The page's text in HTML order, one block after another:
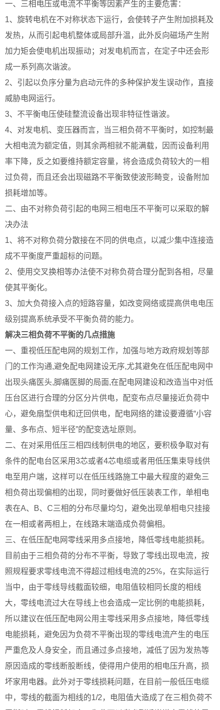
一、三相电压或电流不平衡等因素产生的主要危害：
1、旋转电机在不对称状态下运行，会使转子产生附加损耗及
发热，从而引起电机整体或局部升温，此外反向磁场产生附
加力矩会使电机出现振动；对发电机而言，在定子中还会形
成一系列高次谐波。
2、引起以负序分量为启动元件的多种保护发生误动作，直接
威胁电网运行。
3、不平衡电压使硅整流设备出现非特征性谐波。
4、对发电机、变压器而言，当三相负荷不平衡时，如控制最
大相电流为额定值，则其余两相就不能满载，因而设备利用
率下降，反之如要维持额定容量，将会造成负荷较大的一相
过负荷，而且还会出现磁路不平衡致使波形畸变，设备附加
损耗增加等。
二、由不对称负荷引起的电网三相电压不平衡可以采取的解
决办法
1、将不对称负荷分散接在不同的供电点，以减少集中连接造
成不平衡度严重超标的问题。
2、使用交叉换相等办法使不对称负荷合理分配到各相，尽量
使其平衡化。
3、加大负荷接入点的短路容量，如改变网络或提高供电电压
级别提高系统承受不平衡负荷的能力。
解决三相负荷不平衡的几点措施
一、重视低压配电网的规划工作，加强与地方政府规划等部
门的工作沟通,避免配电网建设无序,尤其避免在低压配电网中
出现头痛医头,脚痛医脚的局面,在配电网建设和改造当中对低
压台区进行合理的分区分片供电，配变布点尽量接近负荷中
心，避免扇型供电和迂回供电，配电网络的建设要遵循“小容
量、多布点、短半径”的配变选址原则。
二、在对采用低压三相四线制供电的地区，要积极争取对有
条件的配电台区采用3芯或者4芯电缆或者用低压集束导线供
电至用户端，这样可以在低压线路施工中最大程度的避免三
相负荷出现偏相的出现，同时要做好低压装表工作，单相电
表在A、B、C三相的分布尽量均匀，避免出现单相电只挂接
在一相或者两相上，在线路末端造成负荷偏相。
三、在低压配电网零线采用多点接地，降低零线电能损耗。
目前由于三相负荷的分布不平衡，导致了零线出现电流，按
照规程要求零线电流不得超过相线电流的25%，在实际运行
当中，由于零线导线截面较细，电阻值较相同长度的相线
大，零线电流过大在导线上也会造成一定比例的电能损耗，
所以建议在低压配电网公用主零线采用多点接地，降低零线
电能损耗，避免因为负荷不平衡出现的零线电流产生的电压
严重危及人身安全，而且通过多点接地，减低了因为发热等
原因造成的零线断股断线，使得用户使用的相电压升高，损
坏家用电器。此外对于零线损耗问题，在目前一般低压电缆
中，零线的截面为相线的1/2，电阻值大造成了在三相负荷不